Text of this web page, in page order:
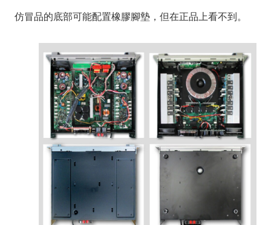
仿冒品的底部可能配置橡膠腳墊，但在正品上看不到。